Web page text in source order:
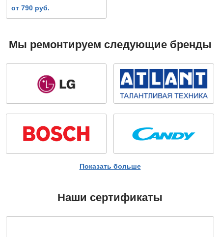
от 790 руб.
Мы ремонтируем следующие бренды
Показать больше
Наши сертификаты